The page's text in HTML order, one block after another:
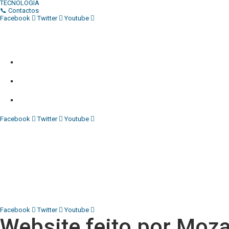
TECNOLOGIA
📞 Contactos
Facebook
Twitter Youtube
Facebook Twitter Youtube
Facebook
Twitter Youtube